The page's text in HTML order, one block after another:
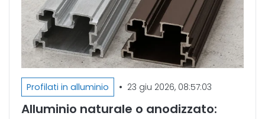
Profilati in alluminio • 23 giu 2026, 08:57:03
Alluminio naturale o anodizzato: